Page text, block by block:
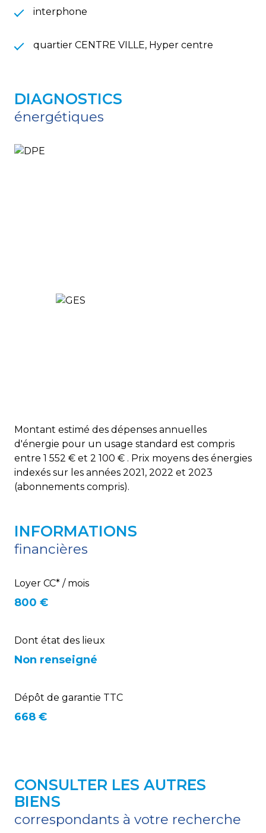
interphone
quartier CENTRE VILLE, Hyper centre
DIAGNOSTICS
énergétiques
Montant estimé des dépenses annuelles
d'énergie pour un usage standard est compris
entre 1 552 € et 2 100 € . Prix moyens des énergies
indexés sur les années 2021, 2022 et 2023
(abonnements compris).
INFORMATIONS
financières
Loyer CC* / mois
800 €
Dont état des lieux
Non renseigné
Dépôt de garantie TTC
668 €
CONSULTER LES AUTRES
BIENS
correspondants à votre recherche